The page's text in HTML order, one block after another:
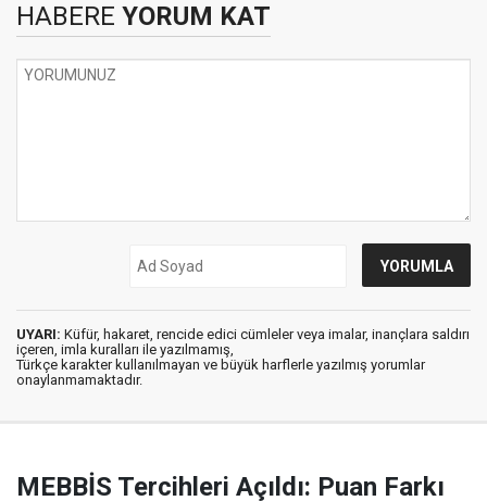
HABERE YORUM KAT
UYARI: Küfür, hakaret, rencide edici cümleler veya imalar, inançlara saldırı
içeren, imla kuralları ile yazılmamış,
Türkçe karakter kullanılmayan ve büyük harflerle yazılmış yorumlar
onaylanmamaktadır.
MEBBİS Tercihleri Açıldı: Puan Farkı